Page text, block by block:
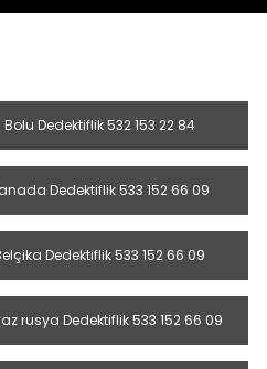
Bolu Dedektiflik 532 153 22 84
Dedektiflik 533 152 66 09
Dedektiflik 533 152 66 09
rusya Dedektiflik 533 152 66 09